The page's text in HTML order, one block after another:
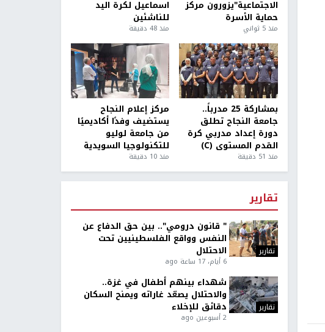
الاجتماعية"يزورون مركز
حماية الأسرة
منذ 5 ثواني
اسماعيل لكرة اليد
للناشئين
منذ 48 دقيقة
بمشاركة 25 مدرباً..
جامعة النجاح تطلق
دورة إعداد مدربي كرة
القدم المستوى (C)
منذ 51 دقيقة
مركز إعلام النجاح
يستضيف وفدًا أكاديميًا
من جامعة لوليو
للتكنولوجيا السويدية
منذ 10 دقيقة
تقارير
تقارير
" قانون درومي".. بين حق الدفاع عن
النفس وواقع الفلسطينيين تحت
الاحتلال
6 أيام، 17 ساعة ago
تقارير
شهداء بينهم أطفال في غزة..
والاحتلال يصعّد غاراته ويمنح السكان
دقائق للإخلاء
2 أسبوعين ago